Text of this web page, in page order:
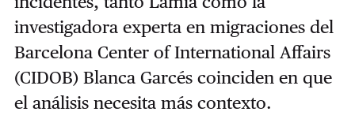
investigadora experta en migraciones del
Barcelona Center of International Affairs
(CIDOB) Blanca Garcés coinciden en que
el análisis necesita más contexto.